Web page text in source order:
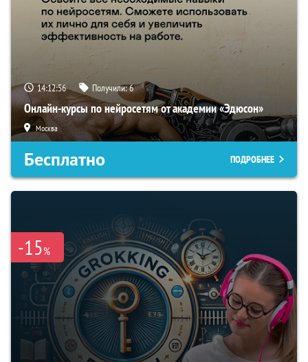
14:12:55 Получили:6
Онлайн-курсы по нейросетям от академии «Эдюсон»
Москва
Бесплатно ПОДРОБНЕЕ
-15%